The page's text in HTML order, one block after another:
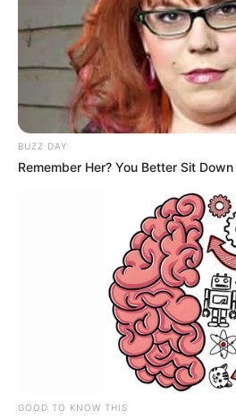
BUZZ DAY
Remember Her? You Better Sit
GOOD TO KNOW THIS